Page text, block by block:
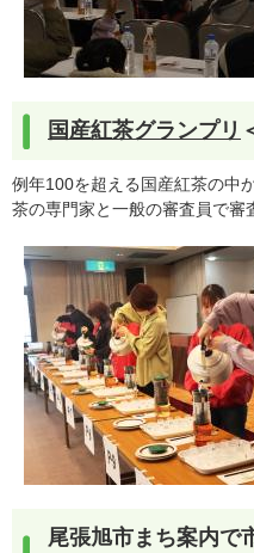
国産紅茶グランプリ
例年100を超える国産紅茶の中
茶の専門家と一般の審査員で
尾張旭市まち案内で